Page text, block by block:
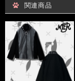
関連商品